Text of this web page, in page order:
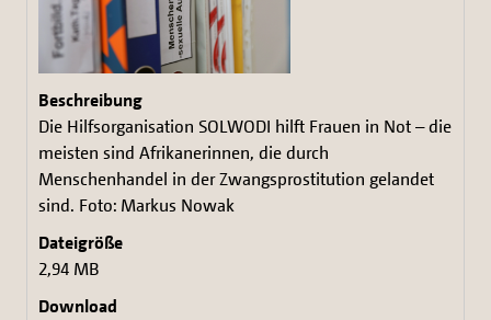
Die Hilfsorganisation SOLWODI hilft Frauen in Not – die
meisten sind Afrikanerinnen, die durch
Menschenhandel in der Zwangsprostitution gelandet
sind. Foto: Markus Nowak
2,94 MB